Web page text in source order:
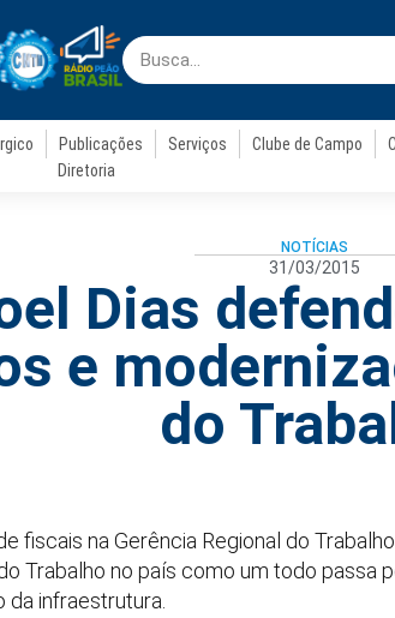
Publicações Serviços Clube de Campo
Diretoria
NOTÍCIAS
31/03/2015
Dias
e
do
fiscais na Gerência Regional do
Trabalho no país como um todo passa
infraestrutura.